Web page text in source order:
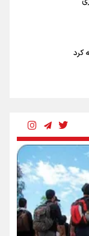
کرد
صدای رئیس‌جمهوری